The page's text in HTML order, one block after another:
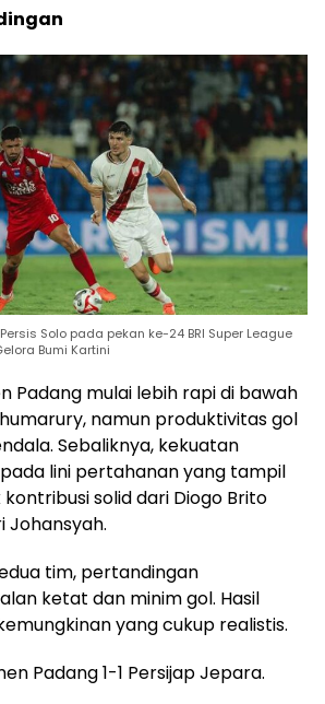
Solo pada pekan ke-24 BRI Super League
Bumi Kartini
Padang mulai lebih rapi di bawah
namun produktivitas gol
Sebaliknya, kekuatan
lini pertahanan yang tampil
solid dari Diogo Brito
Johansyah.
tim, pertandingan
ketat dan minim gol. Hasil
yang cukup realistis.
Padang 1-1 Persijap Jepara.